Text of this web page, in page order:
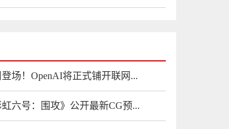
场！OpenAI将正式铺开联网...
虹六号：围攻》公开最新CG预...